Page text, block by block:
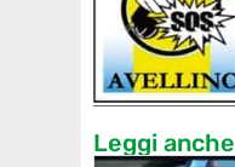
Leggi anche